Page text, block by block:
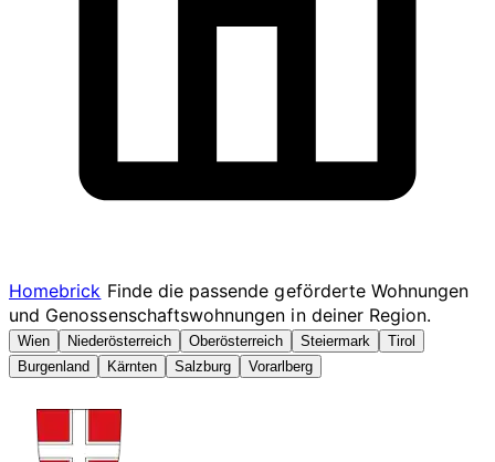
Homebrick Finde die passende geförderte Wohnungen
und Genossenschaftswohnungen in deiner Region.
Wien Niederösterreich Oberösterreich Steiermark
Tirol
Burgenland
Kärnten Salzburg Vorarlberg